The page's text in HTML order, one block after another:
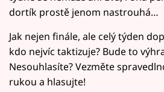
dortík prostě jenom nastrouhá…
Jak nejen finále, ale celý týden
kdo nejvíc taktizuje? Bude to
Nesouhlasíte? Vezměte
rukou a hlasujte!